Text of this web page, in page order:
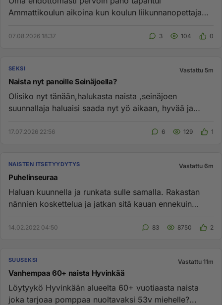
Ammattikoulun aikoina kun koulun liikunnanopettaja
07.08.2026 18:37 3 104 0
SEKSI Vastattu 5m
Naista nyt panoille Seinäjoella?
Olisiko nyt tänään,halukasta naista ,seinäjoen
suunnallaja haluaisi saada nyt yö aikaan, hyvää ja
17.07.2026 22:56 6 129 1
NAISTEN ITSETYYDYTYS Vastattu 6m
Puhelinseuraa
Haluan kuunnella ja runkata sulle samalla. Rakastan
nännien koskettelua ja jatkan sitä kauan ennekuin
14.02.2022 04:50 83 8750 2
SUUSEKSI Vastattu 11m
Vanhempaa 60+ naista Hyvinkää
Löytyykö Hyvinkään alueelta 60+ vuotiaasta naista
joka tarjoaa pomppaa nuoltavaksi 53v miehelle?...